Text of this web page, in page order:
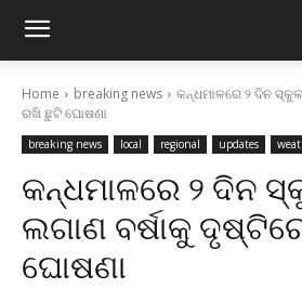
Home breaking news
କନ୍ଧମାଳରେ ୨ ଦିନ
ରଖି ଛୁଟି ଘୋଷଣା
breaking news local regional updates
କନ୍ଧମାଳରେ ୨ ଦିନ
ଲଗାଣ ବର୍ଷାକୁ
ଘୋଷଣା